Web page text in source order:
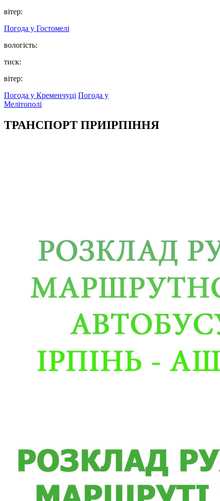
вітер:
Погода у Гостомелі
вологість:
тиск:
вітер:
Погода у Кременчуці Погода у
Мелітополі
ТРАНСПОРТ ПРИІРПІННЯ